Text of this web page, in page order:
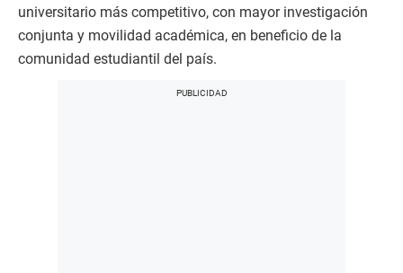
universitario más competitivo, con mayor investigación
conjunta y movilidad académica, en beneficio de la
comunidad estudiantil del país.